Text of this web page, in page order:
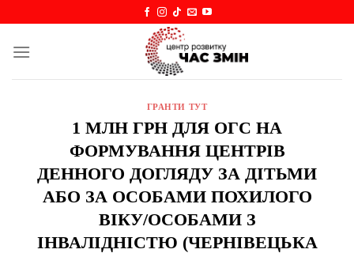
content
ГРАНТИ ТУТ
1 МЛН ГРН ДЛЯ ОГС НА
ФОРМУВАННЯ ЦЕНТРІВ
ДЕННОГО ДОГЛЯДУ ЗА ДІТЬМИ
АБО ЗА ОСОБАМИ ПОХИЛОГО
ВІКУ/ОСОБАМИ З
ІНВАЛІДНІСТЮ (ЧЕРНІВЕЦЬКА